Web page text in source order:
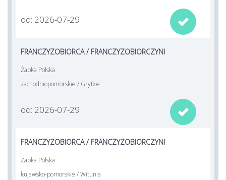
od: 2026-07-29 
FRANCZYZOBIORCA / FRANCZYZOBIORCZYNI
Żabka Polska
zachodniopomorskie / Gryfice
od: 2026-07-29 
FRANCZYZOBIORCA / FRANCZYZOBIORCZYNI
Żabka Polska
kujawsko-pomorskie / Witunia